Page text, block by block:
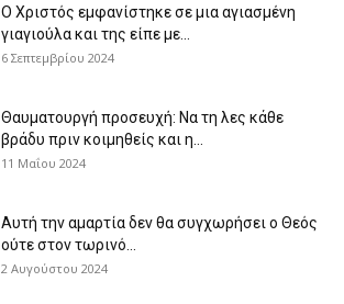
Ο Χριστός εμφανίστηκε σε μια αγιασμένη
γιαγιούλα και της είπε με...
6 Σεπτεμβρίου 2024
Θαυματουργή προσευχή: Να τη λες κάθε
βράδυ πριν κοιμηθείς και η...
11 Μαΐου 2024
Αυτή την αμαρτία δεν θα συγχωρήσει ο Θεός
ούτε στον τωρινό...
2 Αυγούστου 2024